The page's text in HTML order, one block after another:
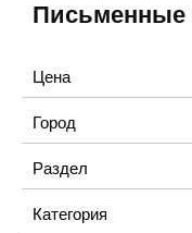
Письменные
Цена
Город
Раздел
Категория